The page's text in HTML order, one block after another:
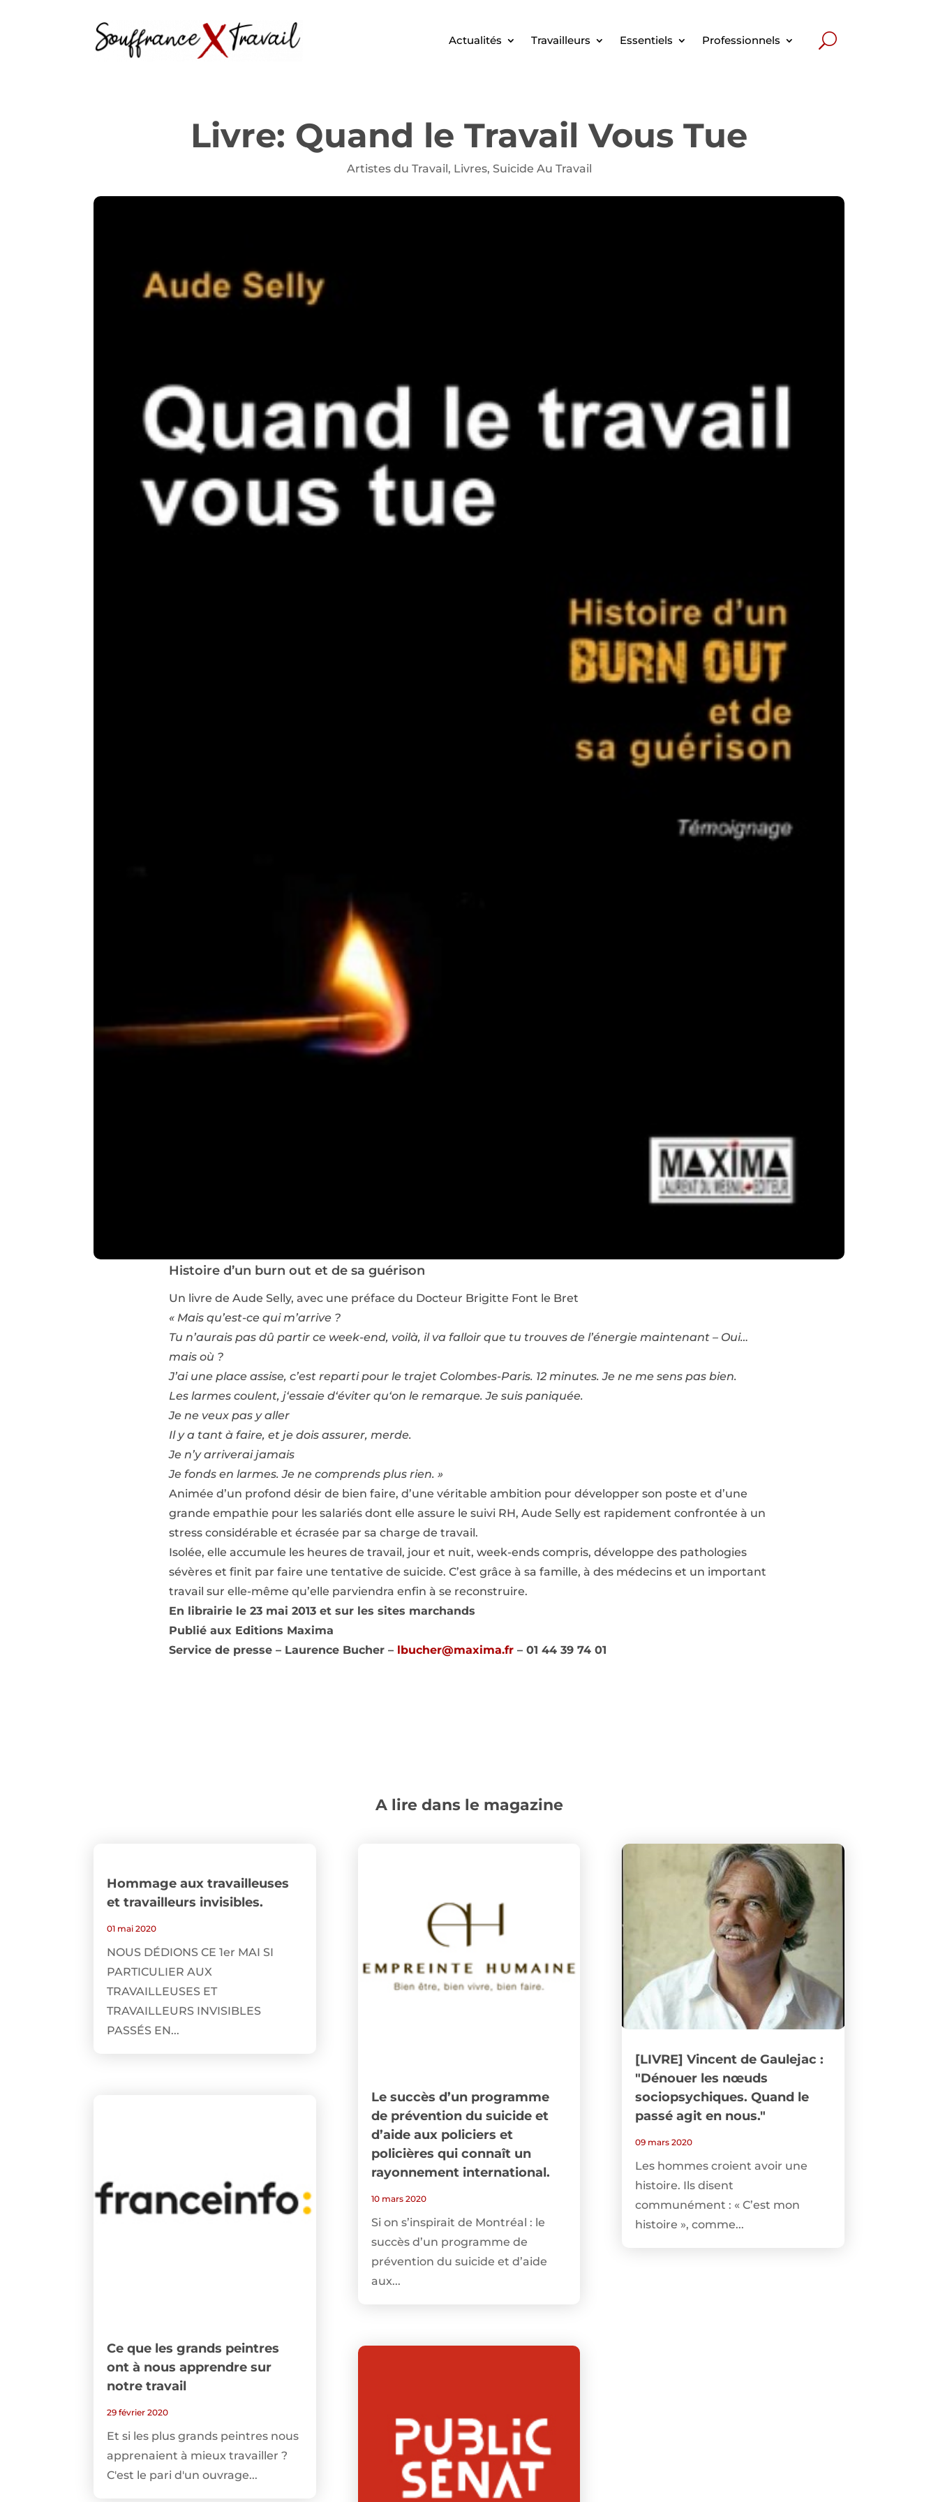
Actualités Travailleurs Essentiels Professionnels
Livre: Quand le Travail Vous Tue
Artistes du Travail, Livres, Suicide Au Travail
Histoire d’un burn out et de sa guérison
Un livre de Aude Selly, avec une préface du Docteur Brigitte Font le Bret
« Mais qu’est-ce qui m’arrive ?
Tu n’aurais pas dû partir ce week-end, voilà, il va falloir que tu trouves de l’énergie maintenant – Oui…
mais où ?
J’ai une place assise, c’est reparti pour le trajet Colombes-Paris. 12 minutes. Je ne me sens pas bien.
Les larmes coulent, j‘essaie d‘éviter qu‘on le remarque. Je suis paniquée.
Je ne veux pas y aller
Il y a tant à faire, et je dois assurer, merde.
Je n’y arriverai jamais
Je fonds en larmes. Je ne comprends plus rien. »
Animée d’un profond désir de bien faire, d’une véritable ambition pour développer son poste et d’une
grande empathie pour les salariés dont elle assure le suivi RH, Aude Selly est rapidement confrontée à un
stress considérable et écrasée par sa charge de travail.
Isolée, elle accumule les heures de travail, jour et nuit, week-ends compris, développe des pathologies
sévères et finit par faire une tentative de suicide. C’est grâce à sa famille, à des médecins et un important
travail sur elle-même qu’elle parviendra enfin à se reconstruire.
En librairie le 23 mai 2013 et sur les sites marchands
Publié aux Editions Maxima
Service de presse – Laurence Bucher – lbucher@maxima.fr– 01 44 39 74 01
A lire dans le magazine
Hommage aux travailleuses
et travailleurs invisibles.
01 mai 2020
NOUS DÉDIONS CE 1er MAI SI
PARTICULIER AUX
TRAVAILLEUSES ET
TRAVAILLEURS INVISIBLES
PASSÉS EN...
Ce que les grands peintres
ont à nous apprendre sur
notre travail
29 février 2020
Et si les plus grands peintres nous
apprenaient à mieux travailler ?
C'est le pari d'un ouvrage...
Le succès d’un programme
de prévention du suicide et
d’aide aux policiers et
policières qui connaît un
rayonnement international.
10 mars 2020
Si on s’inspirait de Montréal : le
succès d’un programme de
prévention du suicide et d’aide
aux...
[LIVRE] Vincent de Gaulejac :
"Dénouer les nœuds
sociopsychiques. Quand le
passé agit en nous."
09 mars 2020
Les hommes croient avoir une
histoire. Ils disent
communément : « C’est mon
histoire », comme...